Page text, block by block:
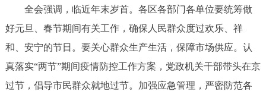
全会强调，临近年末岁首。各区各部门各单位要统筹做
好元旦、春节期间有关工作，确保人民群众度过欢乐、祥
和、安宁的节日。要关心群众生产生活，保障市场供应。认
真落实“两节”期间疫情防控工作方案，党政机关干部带头在京
过节，倡导市民群众就地过节。加强应急管理，严密防范各